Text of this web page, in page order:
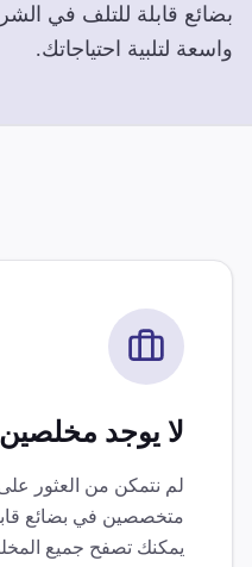
بضائع قابلة للتلف في
واسعة لتلبية احتياجاتك.
لا يوجد مخلصين
لم نتمكن من العثور
متخصصين في بضائع
يمكنك تصفح جميع